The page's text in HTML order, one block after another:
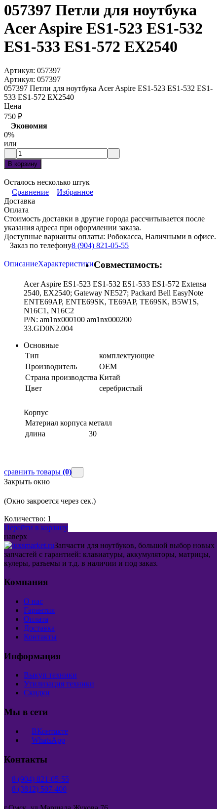
057397 Петли для ноутбука
Acer Aspire ES1-523 ES1-532
ES1-533 ES1-572 EX2540
Артикул: 057397
Артикул: 057397
057397 Петли для ноутбука Acer Aspire ES1-523 ES1-532 ES1-
533 ES1-572 EX2540
Цена
750 ₽
Экономия
0%
или
В корзину
Осталось несколько штук
Сравнение
Избранное
Доставка
Оплата
Стоимость доставки в другие города рассчитывается после
указания адреса при оформлении заказа.
Доступные варианты оплаты: Робокасса, Наличными в офисе.
Заказ по телефону8 (904) 821-05-55
ОписаниеХарактеристикиСовместимость:
Acer Aspire ES1-523 ES1-532 ES1-533 ES1-572 Extensa
2540, EX2540; Gateway NE527; Packard Bell EasyNote
ENTE69AP, ENTE69SK, TE69AP, TE69SK, B5W1S,
N16C1, N16C2
P/N: am1nx000100 am1nx000200
33.GD0N2.004
Основные
Тип
комплектующие
Производитель
OEM
Страна производства Китай
Цвет
серебристый
Корпус
Материал корпуса металл
длина
30
сравнить товары (0)
Закрыть окно
(Окно закроется через сек.)
Количество: 1
Перейти в корзину
наверх
Запчасти для ноутбуков, большой выбор новых
запчастей с гарантией: клавиатуры, аккумуляторы, матрицы,
кулеры, разъемы и т.д. в наличии и под заказ.
Компания
О нас
Гарантия
Оплата
Доставка
Контакты
Информация
Выкуп техники
Утилизация техники
Скидки
Мы в сети
ВКонтакте
WhatsApp
Контакты
8 (904) 821-05-55
8 (3812) 507-400